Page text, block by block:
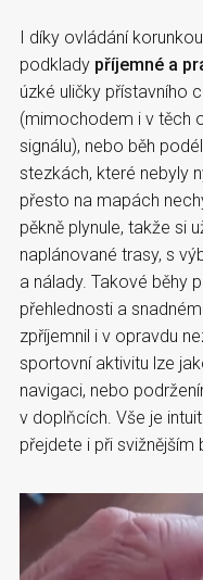
I díky ovládání
podklady příjemné a
úzké uličky přístavního
(mimochodem i v těch
signálu), nebo běh
stezkách, které nebyly
přesto na mapách
pěkně plynule, takže si
naplánované trasy, s
a nálady. Takové běhy
přehlednosti a
zpříjemnil i v opravdu
sportovní aktivitu lze
navigaci, nebo
v doplňcích. Vše je
přejdete i při svižnějším